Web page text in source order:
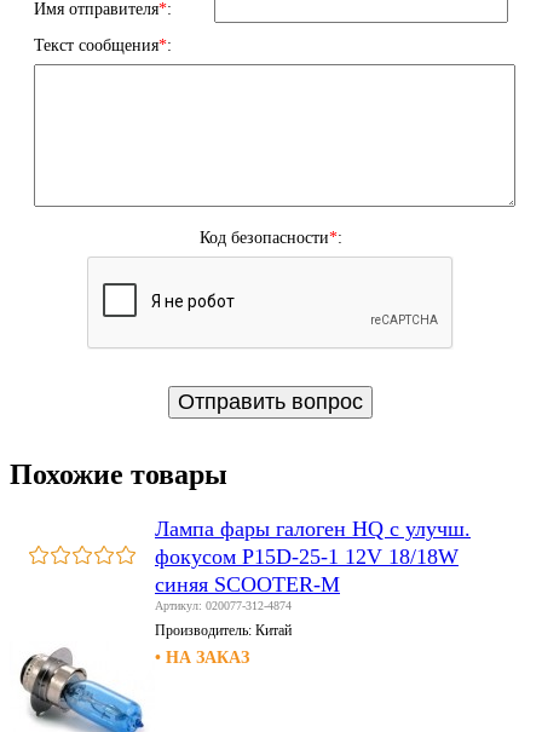
Имя отправителя*:
Текст сообщения*:
Код безопасности*:
Похожие товары
Лампа фары галоген HQ c улучш.
фокусом P15D-25-1 12V 18/18W
синяя SCOOTER-M
Артикул: 020077-312-4874
Производитель: Китай
• НА ЗАКАЗ